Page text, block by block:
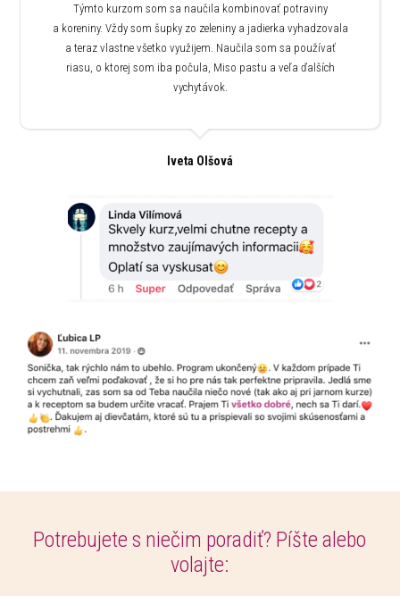
Týmto kurzom som sa naučila kombinovať potraviny
a koreniny. Vždy som šupky zo zeleniny a jadierka vyhadzovala
a teraz vlastne všetko využijem. Naučila som sa používať
riasu, o ktorej som iba počula, Miso pastu a veľa ďalších
vychytávok.
Iveta Olšová
Potrebujete s niečim poradiť? Píšte alebo
volajte: